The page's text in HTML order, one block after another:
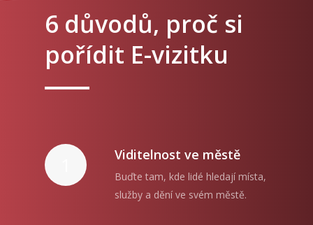
6 důvodů, proč si
pořídit E-vizitku
Viditelnost ve městě
Buďte tam, kde lidé hledají místa,
služby a dění ve svém městě.